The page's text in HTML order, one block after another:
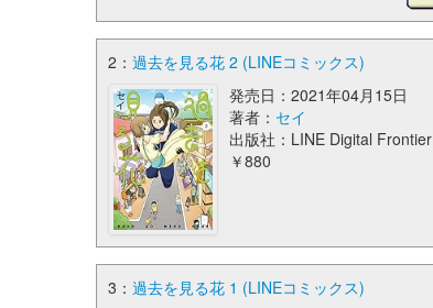
2： 過去を見る花 2 (LINEコミックス)
発売日：2021年04月15日
著者： セイ
出版社：LINE Digital Frontier
￥880
3： 過去を見る花 1 (LINEコミックス)